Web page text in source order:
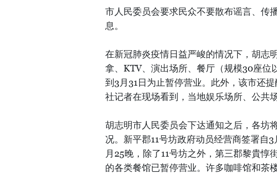
市人民委员会要求民众不要散布谣言、传
息。
在新冠肺炎疫情日益严峻的情况下，胡志
拿、KTV、演出场所、餐厅（规模30座位
到3月31日为止暂停营业。此外，该市还
社记者在现场看到，当地娱乐场所、公共
胡志明市人民委员会下达通知之后，各坊
况。新平郡11号坊政府动员经营商签署自
月25晚，除了11号坊之外，第三郡黎貴
的各类餐馆已暂停营业。许多咖啡馆和茶